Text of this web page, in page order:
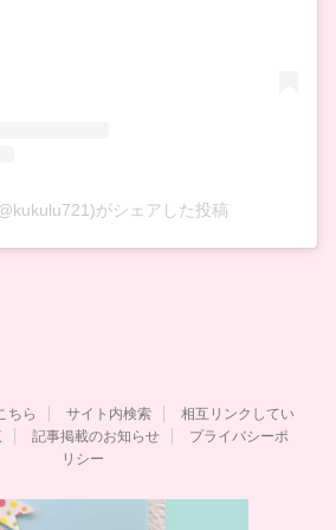
がシェアした投稿
ちら サイト内検索
相互リンクしてい
記事掲載のお知らせ
プライバシーポ
リシー